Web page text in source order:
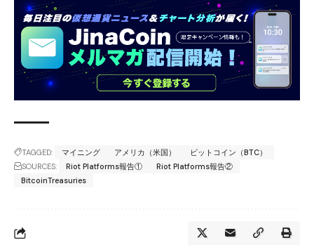
TAGGED: マイニング アメリカ（米国）
ビットコイン（BTC）
SOURCES:
Riot Platforms報告①
Riot Platforms報告②
BitcoinTreasuries